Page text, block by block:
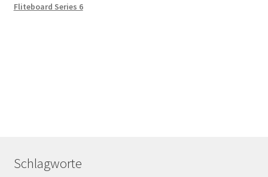
Fliteboard Series 6
Schlagworte